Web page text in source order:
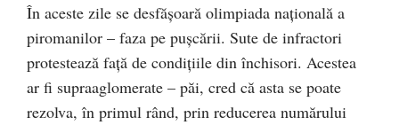
În aceste zile se desfășoară olimpiada națională a
piromanilor – faza pe pușcării. Sute de infractori
protestează față de condițiile din închisori. Acestea
ar fi supraaglomerate – păi, cred că asta se poate
rezolva, în primul rând, prin reducerea numărului